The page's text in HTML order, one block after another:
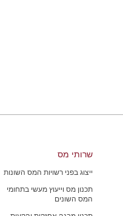
שרותי מס
ייצוג בפני רשויות המס השונות
תכנון מס וייעוץ מעשי בתחומי
המס השונים